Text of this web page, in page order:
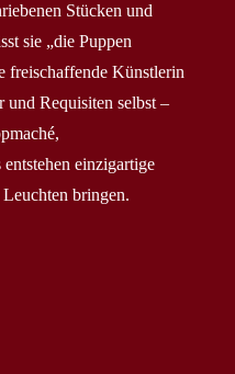
Stücken und
sie „die Puppen
freischaffende Künstlerin
Requisiten selbst –
einzigartige
bringen.